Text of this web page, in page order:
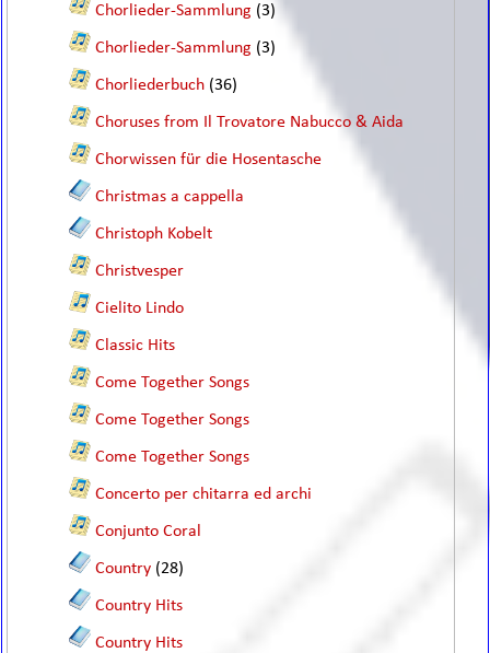
Chorlieder-Sammlung (3)
Chorlieder-Sammlung (3)
Chorliederbuch (36)
Choruses from Il Trovatore Nabucco & Aida
Chorwissen für die Hosentasche
Christmas a cappella
Christoph Kobelt
Christvesper
Cielito Lindo
Classic Hits
Come Together Songs
Come Together Songs
Come Together Songs
Concerto per chitarra ed archi
Conjunto Coral
Country (28)
Country Hits
Country Hits